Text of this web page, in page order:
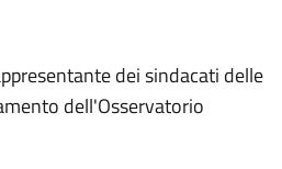
dei sindacati delle
dell'Osservatorio